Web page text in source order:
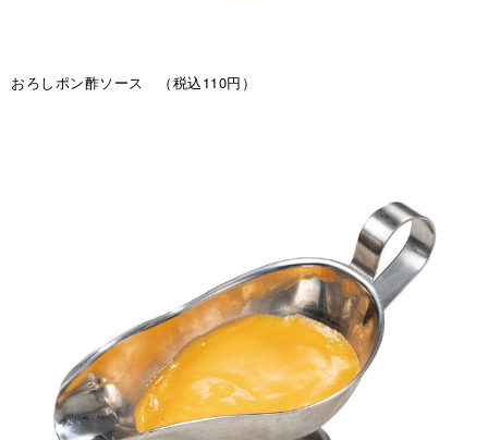
おろしポン酢ソース （税込110円）